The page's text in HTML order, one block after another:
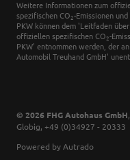
Weitere Informationen zum
spezifischen CO 2-Emissionen
PKW können dem 'Leitfaden
offiziellen spezifischen CO 2-
PKW' entnommen werden, der
Automobil Treuhand GmbH'
© 2026 FHG Autohaus GmbH,
Globig, +49 (0)34927 - 20333
Powered by Autrado